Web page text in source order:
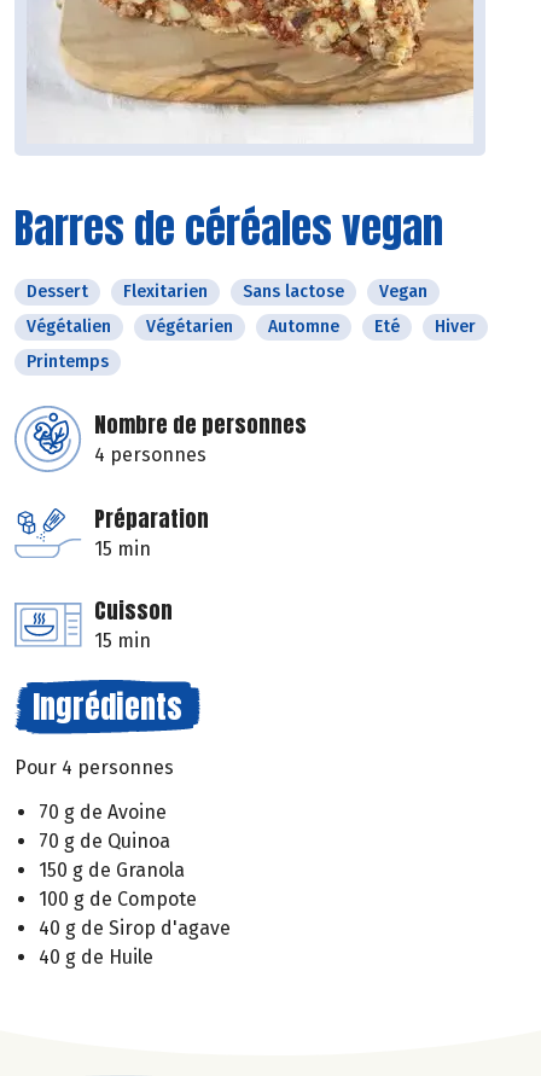
Barres de céréales vegan
Dessert Flexitarien Sans lactose
Vegan
Végétalien
Végétarien Automne Eté
Hiver
Printemps
Nombre de personnes
4 personnes
Préparation
15 min
Cuisson
15 min
Ingrédients
Pour 4 personnes
70 g de Avoine
70 g de Quinoa
150 g de Granola
100 g de Compote
40 g de Sirop d'agave
40 g de Huile